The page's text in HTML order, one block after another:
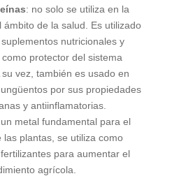
: no solo se utiliza en la
ámbito de la salud. Es utilizado
nutricionales y
protector del sistema
su vez, también es usado en
por sus propiedades
y antiinflamatorias.
metal fundamental para el
las plantas, se utiliza como
para aumentar el
agrícola.